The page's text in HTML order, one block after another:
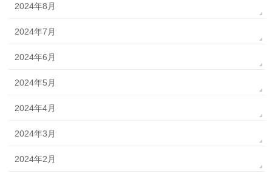
2024年8月
2024年7月
2024年6月
2024年5月
2024年4月
2024年3月
2024年2月